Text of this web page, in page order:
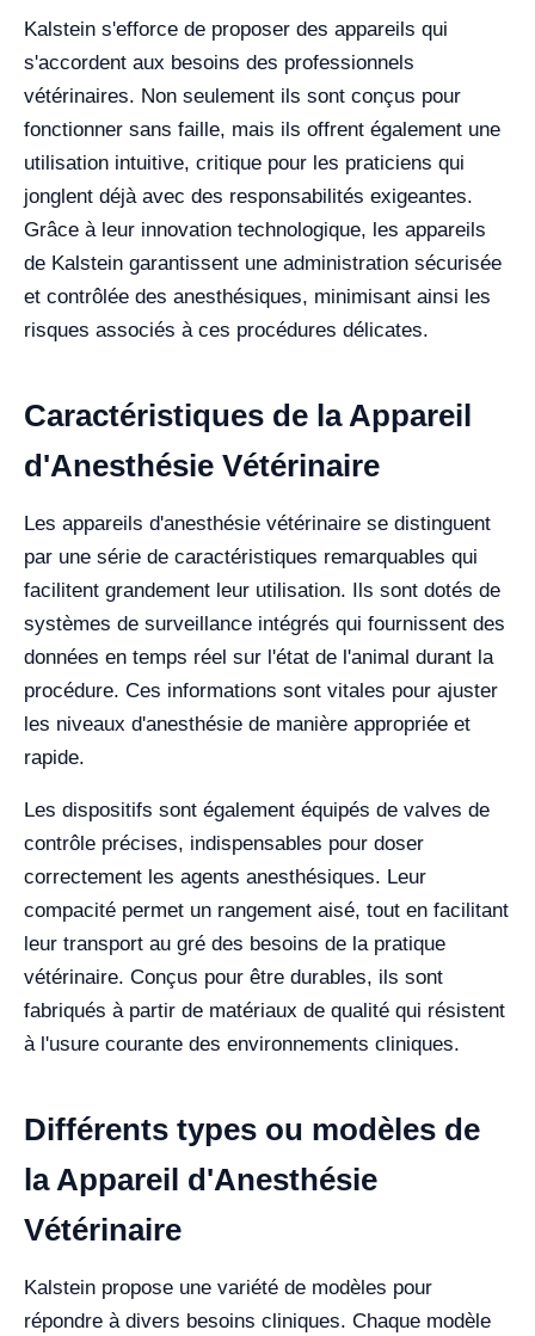
Kalstein s'efforce de proposer des appareils qui
s'accordent aux besoins des professionnels
vétérinaires. Non seulement ils sont conçus pour
fonctionner sans faille, mais ils offrent également une
utilisation intuitive, critique pour les praticiens qui
jonglent déjà avec des responsabilités exigeantes.
Grâce à leur innovation technologique, les appareils
de Kalstein garantissent une administration sécurisée
et contrôlée des anesthésiques, minimisant ainsi les
risques associés à ces procédures délicates.
Caractéristiques de la Appareil
d'Anesthésie Vétérinaire
Les appareils d'anesthésie vétérinaire se distinguent
par une série de caractéristiques remarquables qui
facilitent grandement leur utilisation. Ils sont dotés de
systèmes de surveillance intégrés qui fournissent des
données en temps réel sur l'état de l'animal durant la
procédure. Ces informations sont vitales pour ajuster
les niveaux d'anesthésie de manière appropriée et
rapide.
Les dispositifs sont également équipés de valves de
contrôle précises, indispensables pour doser
correctement les agents anesthésiques. Leur
compacité permet un rangement aisé, tout en facilitant
leur transport au gré des besoins de la pratique
vétérinaire. Conçus pour être durables, ils sont
fabriqués à partir de matériaux de qualité qui résistent
à l'usure courante des environnements cliniques.
Différents types ou modèles de
la Appareil d'Anesthésie
Vétérinaire
Kalstein propose une variété de modèles pour
répondre à divers besoins cliniques. Chaque modèle